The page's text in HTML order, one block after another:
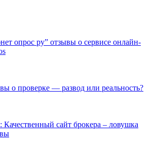
опрос ру” отзывы о сервисе онлайн-
о проверке — развод или реальность?
Качественный сайт брокера – ловушка